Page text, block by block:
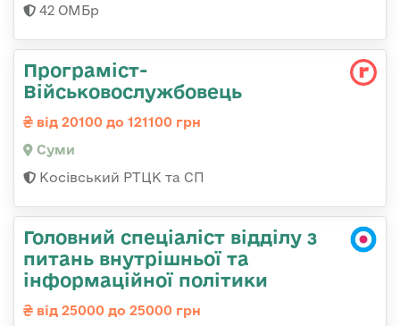
42 ОМБр
Програміст-
Військовослужбовець
від 20100 до 121100 грн
Суми
Косівський РТЦК та СП
Головний спеціаліст відділу з
питань внутрішньої та
інформаційної політики
від 25000 до 25000 грн